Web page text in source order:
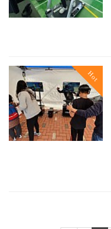
Hot